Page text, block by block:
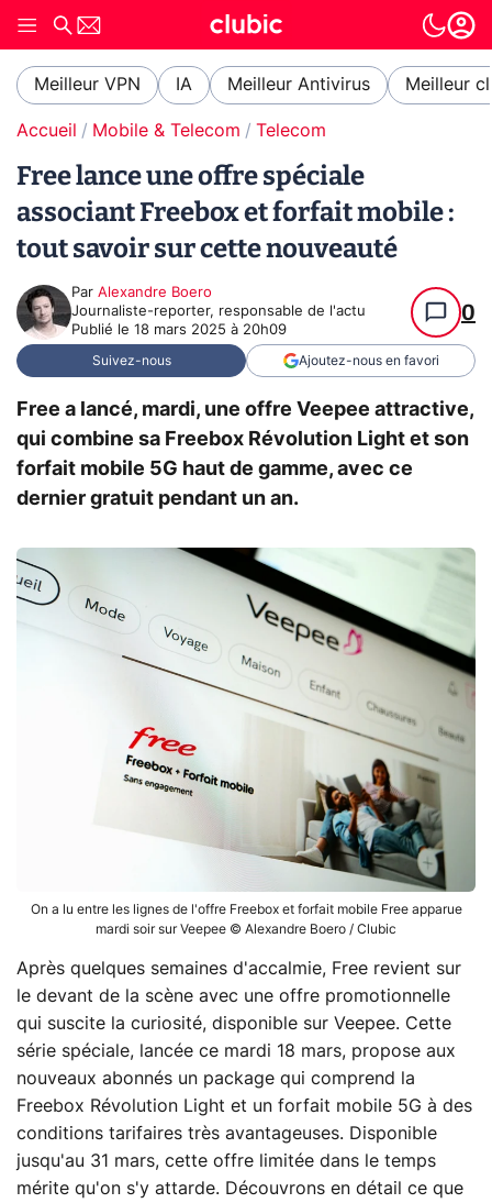
Meilleur VPN IA Meilleur Antivirus Meilleur
Accueil Mobile & Telecom Telecom
Free lance une offre spéciale
associant Freebox et forfait mobile :
tout savoir sur cette nouveauté
Par Alexandre Boero
Journaliste-reporter, responsable de l'actu
Publié le 18 mars 2025 à 20h09
0
Suivez-nous Ajoutez-nous en favori
Free a lancé, mardi, une offre Veepee attractive,
qui combine sa Freebox Révolution Light et son
forfait mobile 5G haut de gamme, avec ce
dernier gratuit pendant un an.
On a lu entre les lignes de l'offre Freebox et forfait mobile Free apparue
mardi soir sur Veepee © Alexandre Boero / Clubic
Après quelques semaines d'accalmie, Free revient sur
le devant de la scène avec une offre promotionnelle
qui suscite la curiosité, disponible sur Veepee. Cette
série spéciale, lancée ce mardi 18 mars, propose aux
nouveaux abonnés un package qui comprend la
Freebox Révolution Light et un forfait mobile 5G à des
conditions tarifaires très avantageuses. Disponible
jusqu'au 31 mars, cette offre limitée dans le temps
mérite qu'on s'y attarde. Découvrons en détail ce que